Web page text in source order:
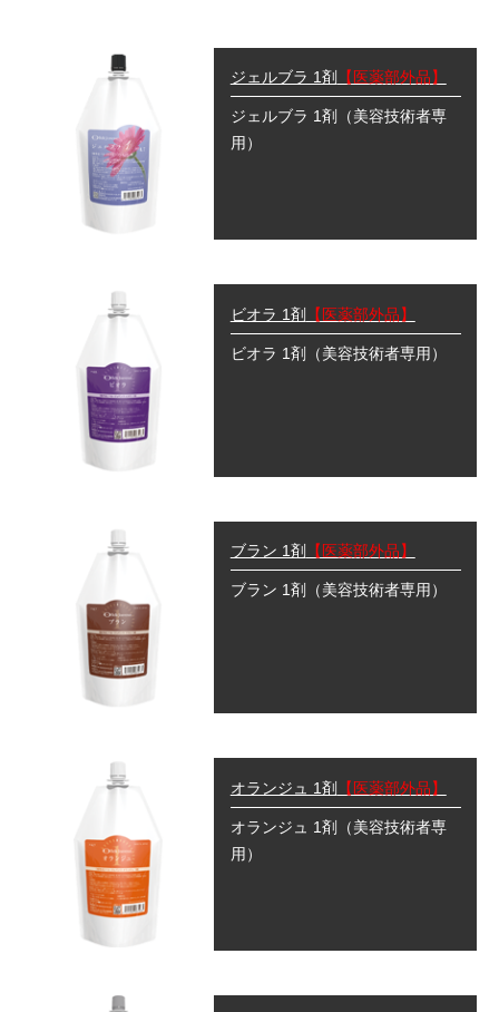
ジェルブラ 1剤 【医薬部外品】
ジェルブラ 1剤
（美容技術者専
用）
ビオラ 1剤 【医薬部外品】
ビオラ 1剤 （美容技術者専用）
ブラン 1剤 【医薬部外品】
ブラン 1剤 （美容技術者専用）
オランジュ 1剤 【医薬部外品】
オランジュ 1剤 （美容技術者専
用）